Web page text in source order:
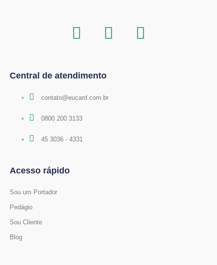
Central de atendimento
contato@eucard.com.br
0800 200 3133
45 3036 - 4331
Acesso rápido
Sou um Portador
Pedágio
Sou Cliente
Blog